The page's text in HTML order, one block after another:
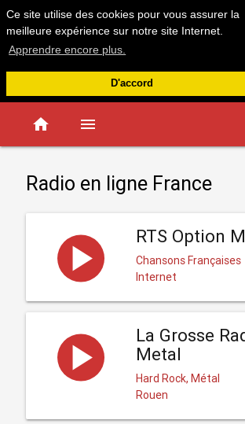
Ce site utilise des cookies pour vous assurer la
meilleure expérience sur notre site Internet.
Apprendre encore plus.
D'accord
home menu
Radio en ligne France
RTS Option
Chansons Françaises
Internet
La Grosse
Metal
Hard Rock, Métal
Rouen